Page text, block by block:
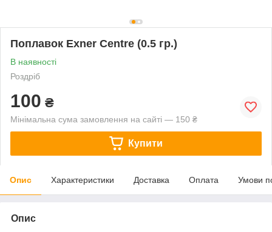
Поплавок Exner Centre (0.5 гр.)
В наявності
Роздріб
100 ₴
Мінімальна сума замовлення на сайті — 150 ₴
Купити
Опис Характеристики Доставка Оплата Умови
Опис